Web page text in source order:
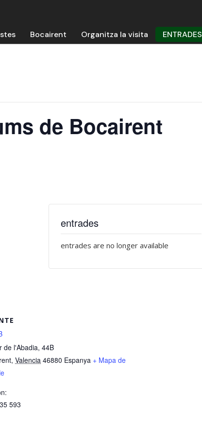
Bocairent Organitza la visita ENTRADES
de Bocairent
de l'Abadia, 44B
, Valencia 46880 Espanya + Mapa de
593
entrades
entrades are no longer available